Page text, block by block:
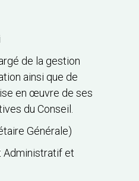
de la gestion
ainsi que de
en œuvre de ses
du Conseil.
Générale)
Administratif et